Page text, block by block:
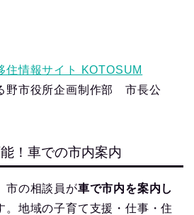
住情報サイト KOTOSUM
野市役所企画制作部 市長公
！車での市内案内
市の相談員が車で市内を案内し
。地域の子育て支援・仕事・住